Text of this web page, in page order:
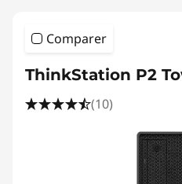
Comparer
ThinkStation P2
(10)